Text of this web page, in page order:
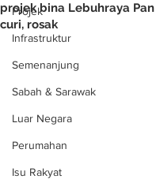
Projek
Infrastruktur
Semenanjung
Sabah & Sarawak
Luar Negara
Perumahan
Isu Rakyat
projek bina Lebuhraya
curi, rosak